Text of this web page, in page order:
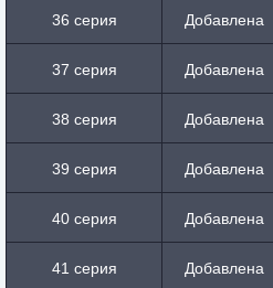
36 серия Добавлена
37 серия Добавлена
38 серия Добавлена
39 серия Добавлена
40 серия Добавлена
41 серия Добавлена